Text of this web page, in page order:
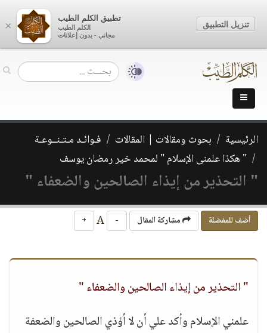
الرئيسية بحوث ومقالات | المقالات
فـوائـد مـتـنــوعـة
" هكذا علمنى الإسلام " لمحمد خير رمضان يوسف
" التحذير من إيذاء الصالحين والضعفاء "
أضف للمفضلة مشاركة المقال -
+
" التحذير من إيذاء الصالحين والضعفاء "
علمني الإسلام وأكد علي أن لا أؤذي الصالحين والضعفة
×
تطبيق الكلم الطيب
الكلم الطيب
مجاني - بدون إعلانات
تنزيل التطبيق